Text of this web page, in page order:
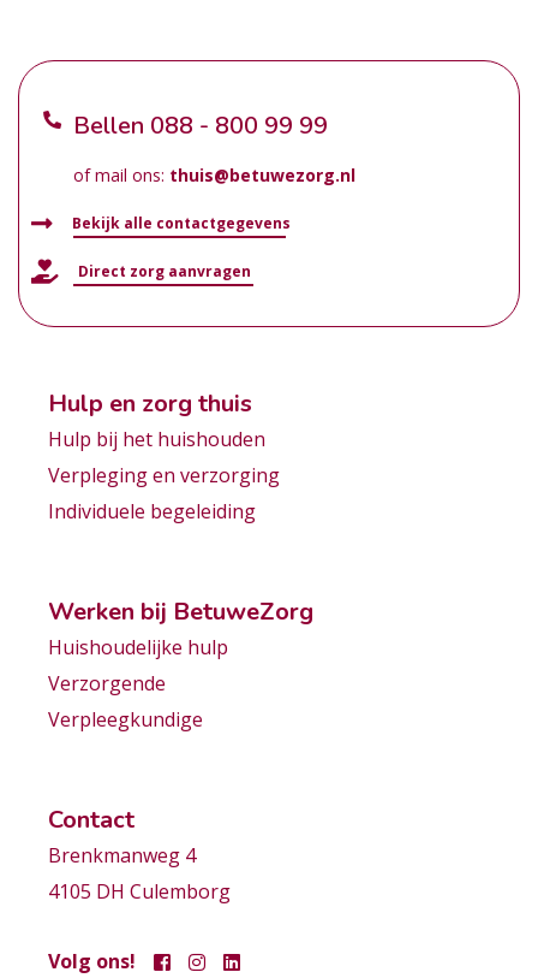
Bellen 088 - 800 99 99
of mail ons: thuis@betuwezorg.nl
Bekijk alle contactgegevens
Direct zorg aanvragen
Hulp en zorg thuis
Hulp bij het huishouden
Verpleging en verzorging
Individuele begeleiding
Werken bij BetuweZorg
Huishoudelijke hulp
Verzorgende
Verpleegkundige
Contact
Brenkmanweg 4
4105 DH Culemborg
Volg ons!